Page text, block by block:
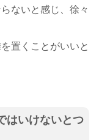
ないと感じ、徐々
置くことがいいと
はいけないとつ